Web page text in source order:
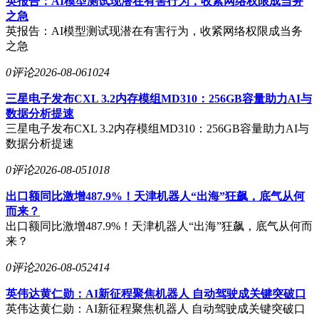
之急
英报告：AI模型测试现潜在有害行为，收紧网络权限成当务
之急
0评论2026-08-061024
三星电子发布CXL 3.2内存模组MD310：256GB容量助力AI与
数据分析提速
三星电子发布CXL 3.2内存模组MD310：256GB容量助力AI与
数据分析提速
0评论2026-08-051018
出口额同比激增487.9%！天津机器人“出海”狂飙，底气从何
而来？
出口额同比激增487.9%！天津机器人“出海”狂飙，底气从何而
来？
0评论2026-08-052414
英伟达黄仁勋：AI新征程聚焦机器人 自动驾驶成关键突破口
英伟达黄仁勋：AI新征程聚焦机器人 自动驾驶成关键突破口